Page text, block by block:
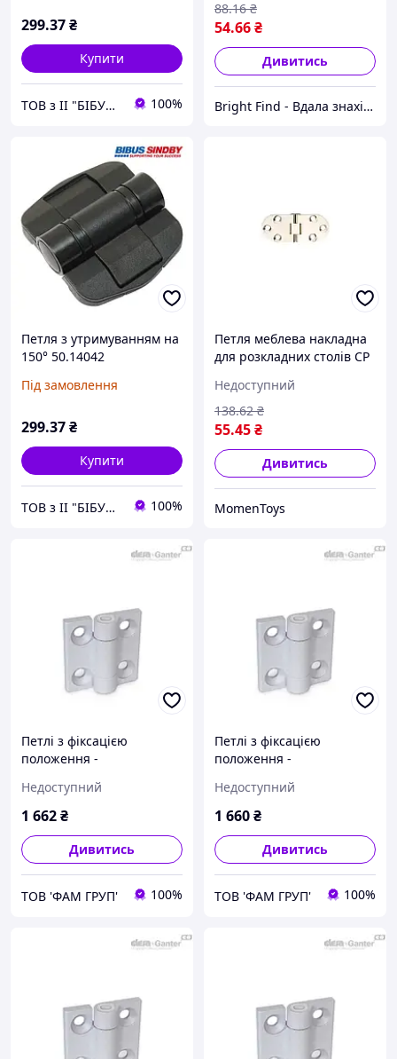
299.37₴
Купити
ТОВ з ІІ "БІБУС Україна" 100%
54.66₴
88.16 ₴
Дивитись
Bright Find - Вдала знахідка
Петля з утримуванням на
150° 50.14042
Під замовлення
299.37₴
Купити
ТОВ з ІІ "БІБУС Україна" 100%
Петля меблева накладна
для розкладних столів CP
Недоступний
55.45₴
138.62 ₴
Дивитись
MomenToys
Петлі з фіксацією
положення -
GN 437.4-ZD-60-60-C2-SW
Недоступний
1 662₴
Дивитись
ТОВ 'ФАМ ГРУП' 100%
Петлі з фіксацією
положення -
GN 437.4-ZD-60-60-A2-SW
Недоступний
1 660₴
Дивитись
ТОВ 'ФАМ ГРУП' 100%